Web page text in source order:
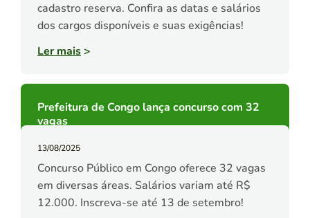
cadastro reserva. Confira as datas e salários
dos cargos disponíveis e suas exigências!
Ler mais>
Prefeitura de Congo lança concurso com 32
vagas
13/08/2025
Concurso Público em Congo oferece 32 vagas
em diversas áreas. Salários variam até R$
12.000. Inscreva-se até 13 de setembro!